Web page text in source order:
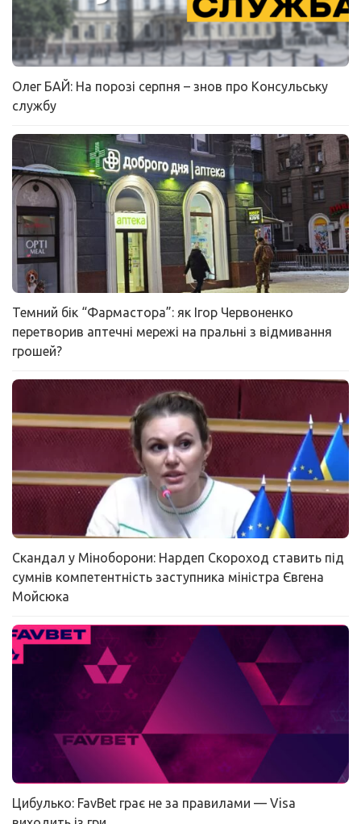
Олег БАЙ: На порозі серпня – знов про Консульську
службу
Темний бік “Фармастора”: як Ігор Червоненко
перетворив аптечні мережі на пральні з відмивання
грошей?
Скандал у Міноборони: Нардеп Скороход ставить під
сумнів компетентність заступника міністра Євгена
Мойсюка
Цибулько: FavBet грає не за правилами — Visa